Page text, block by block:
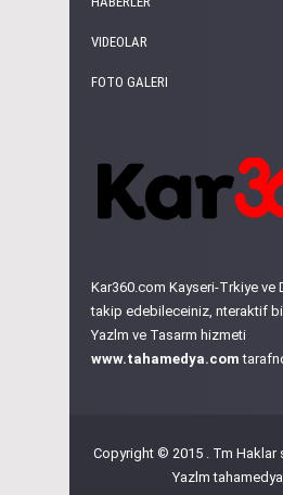
VIDEOLAR
FOTO GALERI
Kar360.com Kayseri-Trkiye ve
takip edebileceiniz, nteraktif
Yazlm ve Tasarm hizmeti
www.tahamedya.com
Copyright © 2015 . Tm Haklar
Yazlm